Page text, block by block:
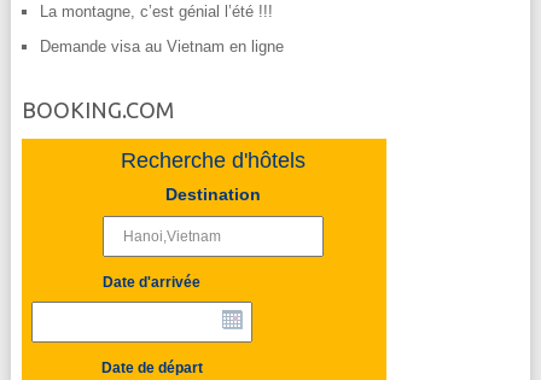
La montagne, c’est génial l’été !!!
Demande visa au Vietnam en ligne
BOOKING.COM
Recherche d'hôtels
Destination
Date d'arrivée
Date de départ